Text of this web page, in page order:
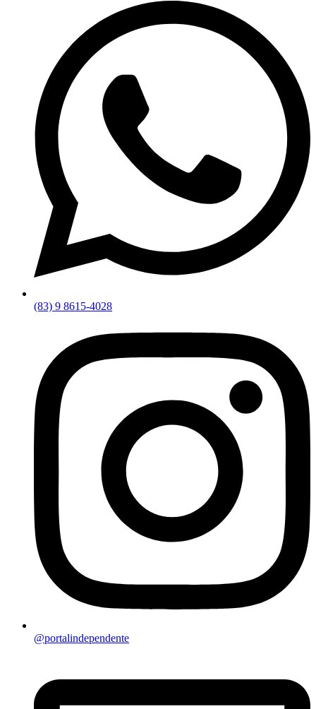
(83) 9 8615-4028
@portalindependente